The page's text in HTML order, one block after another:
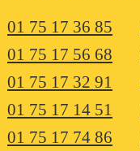
01 75 17 36 85
01 75 17 56 68
01 75 17 32 91
01 75 17 14 51
01 75 17 74 86